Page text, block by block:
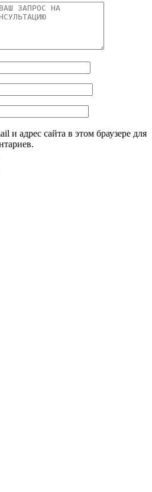
и адрес сайта в этом браузере для